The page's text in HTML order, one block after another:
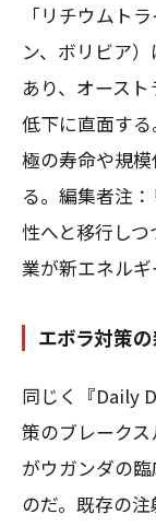
「リチウムト
ン、ボリビア
あり、オース
低下に直面す
極の寿命や規
る。編集者注
性へと移行し
業が新エネルギ
エボラ対策
同じく『Daily
策のブレーク
がウガンダの
のだ。既存の